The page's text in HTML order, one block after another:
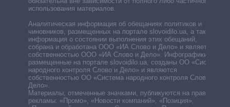
использования материалов.
Аналитическая информация об обещаниях политиков и
чиновников, размещенных на портале slovoidilo.ua, а также
информация о состоянии выполнения этих обещаний,
собрана и обработана ООО «ИА Слово и Дело» и является
собственностью ООО «ИА Слово и Дело». Инфографики,
размещенные на портале slovoidilo.ua, созданы ОО «Система
народного контроля Слово и Дело» и являются
собственностью ОО «Система народного контроля Слово и
Дело».
Материалы, отмеченные значками, публикуются на правах
рекламы: «Промо», «Новости компаний», «Позиция»,